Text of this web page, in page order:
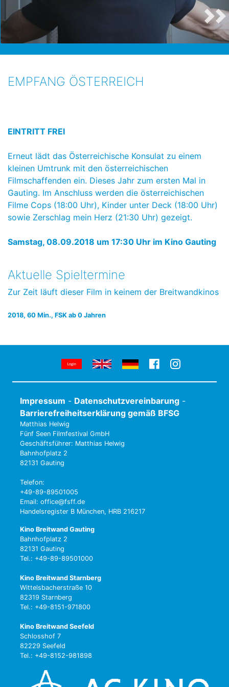
EMPFANG ÖSTERREICH
EINTRITT FREI
Erneut lädt das Österreichische Konsulat zu einem
kleinen Umtrunk mit den österreichischen
Filmschaffenden ein. Dieses Jahr zum ersten Mal in
Gauting. Im Anschluss werden die österreichischen
Filme Cops (18:00 Uhr), Kinder unter Deck (18:00 Uhr)
sowie Zerschlag mein Herz (21:30 Uhr) gezeigt.
Samstag, 08.09.2018 um 17:30 Uhr im Kino Gauting
Aktuelle Spieltermine
Zur Zeit läuft dieser Film in keinem der Breitwandkinos
2018, 60 Min., FSK ab 0 Jahren
Impressum - Datenschutzvereinbarung -
Barrierefreiheitserklärung gemäß BFSG
Matthias Helwig
Fünf Seen Filmfestival GmbH
Geschäftsführer: Matthias Helwig
Bahnhofplatz 2
82131 Gauting
Telefon:
+49-89-89501005
Email: office@fsff.de
Handelsregister B München, HRB 216217
Kino Breitwand Gauting
Bahnhofplatz 2
82131 Gauting
Tel.: +49-89-89501000
Kino Breitwand Starnberg
Wittelsbacherstraße 10
82319 Starnberg
Tel.: +49-8151-971800
Kino Breitwand Seefeld
Schlosshof 7
82229 Seefeld
Tel.: +49-8152-981898